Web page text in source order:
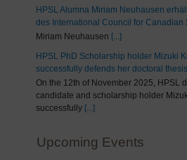
HPSL Alumna Miriam Neuhausen
des International Council for Canadian
Miriam Neuhausen [...]
HPSL PhD Scholarship holder Mizuki
successfully defends her doctoral thesis
On the 12th of November 2025, HPSL
candidate and scholarship holder
successfully [...]
Upcoming Events